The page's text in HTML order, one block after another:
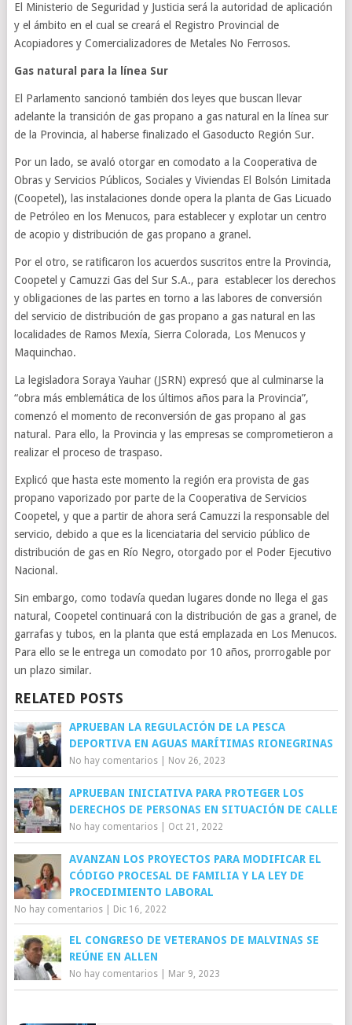
El Ministerio de Seguridad y Justicia será la autoridad de aplicación
y el ámbito en el cual se creará el Registro Provincial de
Acopiadores y Comercializadores de Metales No Ferrosos.
Gas natural para la línea Sur
El Parlamento sancionó también dos leyes que buscan llevar
adelante la transición de gas propano a gas natural en la línea sur
de la Provincia, al haberse finalizado el Gasoducto Región Sur.
Por un lado, se avaló otorgar en comodato a la Cooperativa de
Obras y Servicios Públicos, Sociales y Viviendas El Bolsón Limitada
(Coopetel), las instalaciones donde opera la planta de Gas Licuado
de Petróleo en los Menucos, para establecer y explotar un centro
de acopio y distribución de gas propano a granel.
Por el otro, se ratificaron los acuerdos suscritos entre la Provincia,
Coopetel y Camuzzi Gas del Sur S.A., para establecer los derechos
y obligaciones de las partes en torno a las labores de conversión
del servicio de distribución de gas propano a gas natural en las
localidades de Ramos Mexía, Sierra Colorada, Los Menucos y
Maquinchao.
La legisladora Soraya Yauhar (JSRN) expresó que al culminarse la
“obra más emblemática de los últimos años para la Provincia”,
comenzó el momento de reconversión de gas propano al gas
natural. Para ello, la Provincia y las empresas se comprometieron a
realizar el proceso de traspaso.
Explicó que hasta este momento la región era provista de gas
propano vaporizado por parte de la Cooperativa de Servicios
Coopetel, y que a partir de ahora será Camuzzi la responsable del
servicio, debido a que es la licenciataria del servicio público de
distribución de gas en Río Negro, otorgado por el Poder Ejecutivo
Nacional.
Sin embargo, como todavía quedan lugares donde no llega el gas
natural, Coopetel continuará con la distribución de gas a granel, de
garrafas y tubos, en la planta que está emplazada en Los Menucos.
Para ello se le entrega un comodato por 10 años, prorrogable por
un plazo similar.
RELATED POSTS
APRUEBAN LA REGULACIÓN DE LA PESCA
DEPORTIVA EN AGUAS MARÍTIMAS RIONEGRINAS
No hay comentarios| Nov 26, 2023
APRUEBAN INICIATIVA PARA PROTEGER LOS
DERECHOS DE PERSONAS EN SITUACIÓN DE CALLE
No hay comentarios| Oct 21, 2022
AVANZAN LOS PROYECTOS PARA MODIFICAR EL
CÓDIGO PROCESAL DE FAMILIA Y LA LEY DE
PROCEDIMIENTO LABORAL
No hay comentarios| Dic 16, 2022
EL CONGRESO DE VETERANOS DE MALVINAS SE
REÚNE EN ALLEN
No hay comentarios| Mar 9, 2023